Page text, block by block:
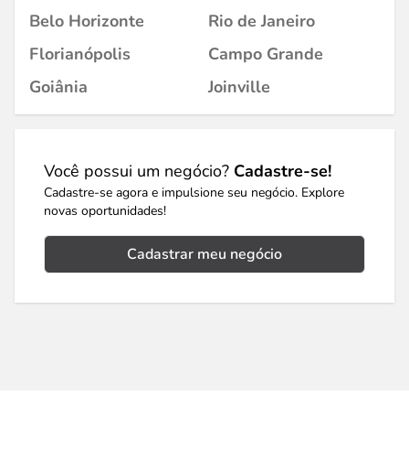
Belo Horizonte
Rio de Janeiro
Florianópolis
Campo Grande
Goiânia
Joinville
Você possui um negócio? Cadastre-se!
Cadastre-se agora e impulsione seu negócio. Explore
novas oportunidades!
Cadastrar meu negócio